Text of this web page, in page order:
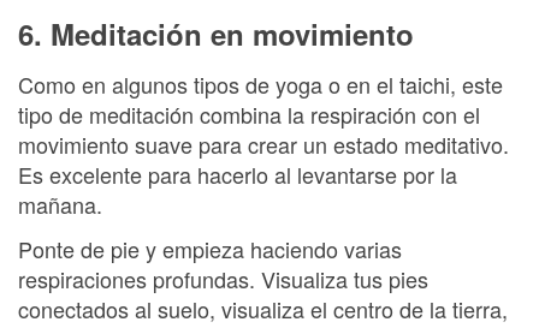
6. Meditación en movimiento
Como en algunos tipos de yoga o en el taichi, este
tipo de meditación combina la respiración con el
movimiento suave para crear un estado meditativo.
Es excelente para hacerlo al levantarse por la
mañana.
Ponte de pie y empieza haciendo varias
respiraciones profundas. Visualiza tus pies
conectados al suelo, visualiza el centro de la tierra,